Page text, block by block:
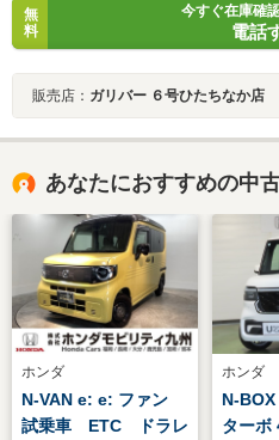
無
料
今すぐ在庫確
電話
販売店： ガリバー ６号ひたちなか店
あなたにおすすめの中
ホンダ
N-VAN e: e: ファン
試乗車 ETC ドラレ
ホンダ
N-
ターボ